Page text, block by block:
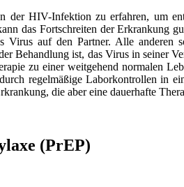
HIV-Infektion zu erfahren, um
das Fortschreiten der Erkrankung
Virus auf den Partner. Alle anderen
Behandlung ist, das Virus in seiner
zu einer weitgehend normalen
regelmäßige Laborkontrollen in
die aber eine dauerhafte
(PrEP)